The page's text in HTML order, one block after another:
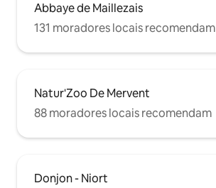
Abbaye de Maillezais
131 moradores locais recomendam
Natur'Zoo De Mervent
88 moradores locais recomendam
Donjon - Niort